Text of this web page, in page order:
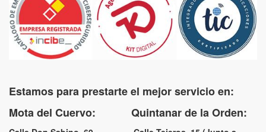
Estamos para prestarte el mejor servicio en:
Mota del Cuervo: Quintanar de la Orden: